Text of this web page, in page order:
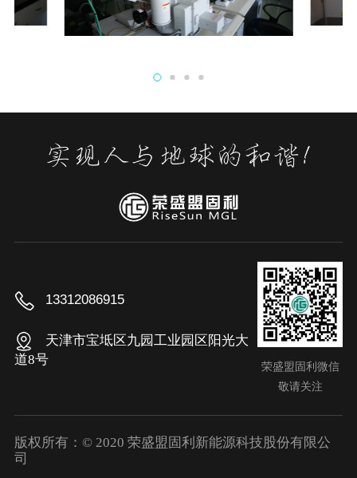
13312086915
天津市宝坻区九园工业园区阳光大
道8号
荣盛盟固利微信
敬请关注
版权所有：© 2020 荣盛盟固利新能源科技股份有限公
司